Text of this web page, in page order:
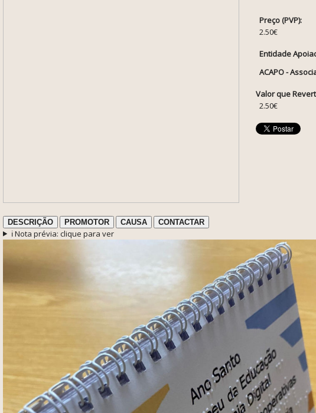
Preço (PVP):
2.50€
Entidade
ACAPO -
Valor que
2.50€
DESCRIÇÃO PROMOTOR CAUSA CONTACTAR
ℹ️ Nota prévia: clique para ver